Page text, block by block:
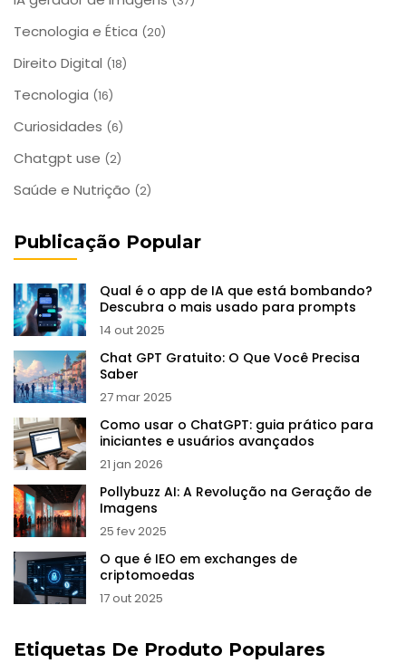
Tecnologia e Ética (20)
Direito Digital (18)
Tecnologia (16)
Curiosidades (6)
Chatgpt use (2)
Saúde e Nutrição (2)
Publicação Popular
Qual é o app de IA que está bombando?
Descubra o mais usado para prompts
14 out 2025
Chat GPT Gratuito: O Que Você Precisa
Saber
27 mar 2025
Como usar o ChatGPT: guia prático para
iniciantes e usuários avançados
21 jan 2026
Pollybuzz AI: A Revolução na Geração de
Imagens
25 fev 2025
O que é IEO em exchanges de
criptomoedas
17 out 2025
Etiquetas De Produto Populares